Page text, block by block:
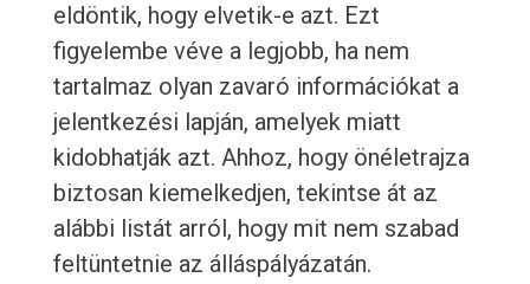
eldöntik, hogy elvetik-e azt. Ezt
figyelembe véve a legjobb, ha nem
tartalmaz olyan zavaró információkat a
jelentkezési lapján, amelyek miatt
kidobhatják azt. Ahhoz, hogy önéletrajza
biztosan kiemelkedjen, tekintse át az
alábbi listát arról, hogy mit nem szabad
feltüntetnie az álláspályázatán.